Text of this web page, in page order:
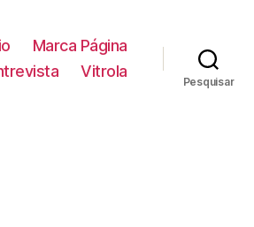
Marca Página
Vitrola
Pesquisar